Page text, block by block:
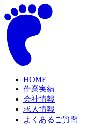
コ
ン
テ
ン
ツ
HOME
作業実績
会社情報
求人情報
よくあるご質問